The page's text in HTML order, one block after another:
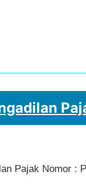
Pajak Nomor :